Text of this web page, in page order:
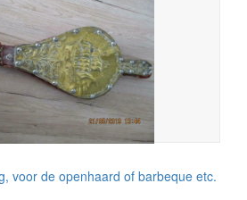
voor de openhaard of barbeque etc.